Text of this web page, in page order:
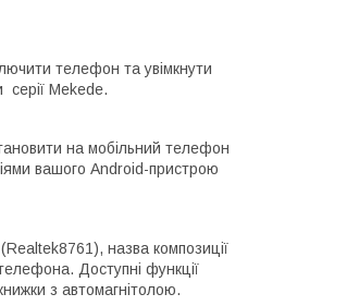
телефон та увімкнути
серії Mekede.
на мобільний телефон
вашого Android-пристрою
назва композиції
Доступні функції
з автомагнітолою.